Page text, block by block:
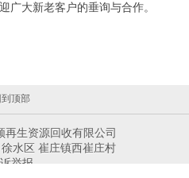
广大新老客户的垂询与合作。
到顶部
再生资源回收有限公司
水区 崔庄镇西崔庄村
举报